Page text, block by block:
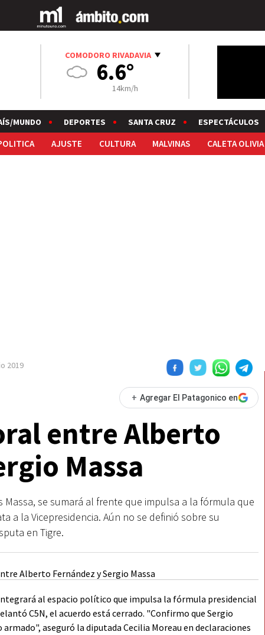
COMODORO RIVADAVIA
6.6°
14km/h
MUNDO DEPORTES SANTA CRUZ ESPECTÁCULOS
AJUSTE CULTURA MALVINAS CALETA OLIVIA
2019
+ Agregar El Patagonico en
entre Alberto
Massa
Massa, se sumará al frente que impulsa a la fórmula que
a la Vicepresidencia. Aún no se definió sobre su
en Tigre.
al espacio político que impulsa la fórmula presidencial
C5N, el acuerdo está cerrado. "Confirmo que Sergio
aseguró la diputada Cecilia Moreau en declaraciones